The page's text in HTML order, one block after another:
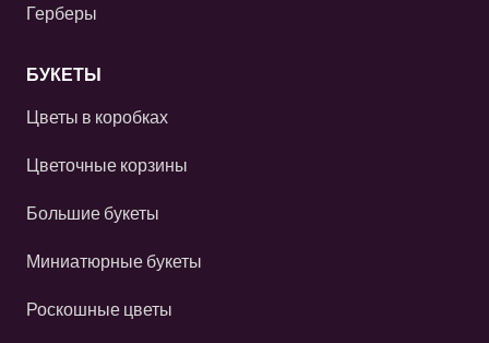
Герберы
БУКЕТЫ
Цветы в коробках
Цветочные корзины
Большие букеты
Миниатюрные букеты
Роскошные цветы